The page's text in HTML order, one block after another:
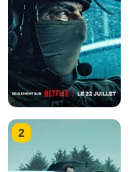
2